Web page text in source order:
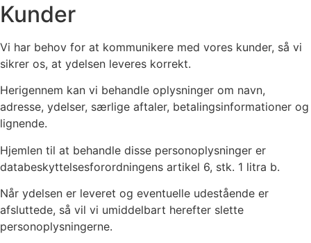
Kunder
Vi har behov for at kommunikere med vores kunder, så vi
sikrer os, at ydelsen leveres korrekt.
Herigennem kan vi behandle oplysninger om navn,
adresse, ydelser, særlige aftaler, betalingsinformationer og
lignende.
Hjemlen til at behandle disse personoplysninger er
databeskyttelsesforordningens artikel 6, stk. 1 litra b.
Når ydelsen er leveret og eventuelle udestående er
afsluttede, så vil vi umiddelbart herefter slette
personoplysningerne.